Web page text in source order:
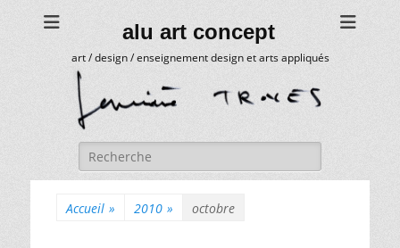
alu art concept
art / design / enseignement design et arts appliqués
Rechercher :
Accueil » 2010 » octobre